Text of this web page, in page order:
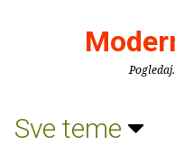
Sve teme